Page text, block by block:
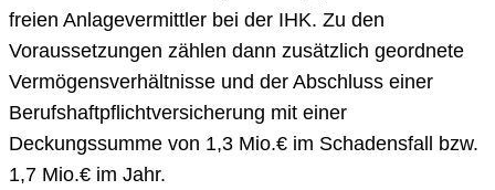
freien Anlagevermittler bei der IHK. Zu den
Voraussetzungen zählen dann zusätzlich geordnete
Vermögensverhältnisse und der Abschluss einer
Berufshaftpflichtversicherung mit einer
Deckungssumme von 1,3 Mio.€ im Schadensfall bzw.
1,7 Mio.€ im Jahr.